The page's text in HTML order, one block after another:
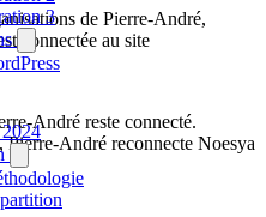
3
de Pierre-André,
connectée au site
André reste connecté.
Pierre-André reconnecte Noesya